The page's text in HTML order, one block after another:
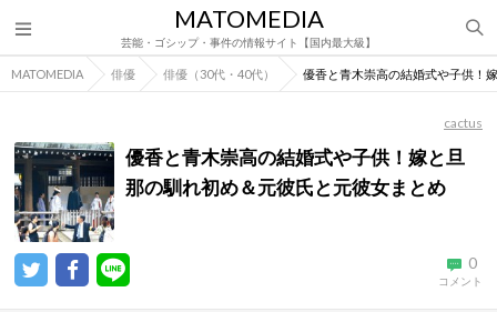
MATOMEDIA
芸能・ゴシップ・事件の情報サイト【国内最大級】
MATOMEDIA 俳優 俳優（30代・40代） 優香と青木崇高の結婚式や子供！
cactus
優香と青木崇高の結婚式や子供！嫁と旦
那の馴れ初め＆元彼氏と元彼女まとめ
0
コメント